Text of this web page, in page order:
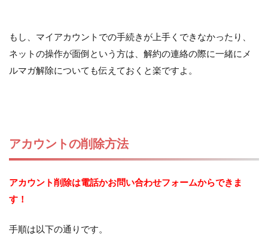
もし、マイアカウントでの手続きが上手くできなかったり、
ネットの操作が面倒という方は、解約の連絡の際に一緒にメ
ルマガ解除についても伝えておくと楽ですよ。
アカウントの削除方法
アカウント削除は電話かお問い合わせフォームからできま
す！
手順は以下の通りです。